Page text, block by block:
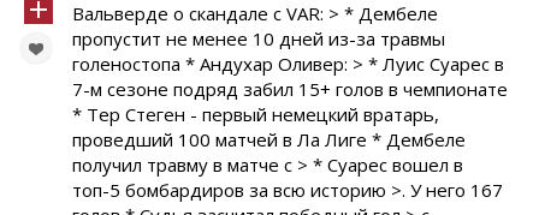
Вальверде о скандале с VAR: > * Дембеле
пропустит не менее 10 дней из-за травмы
голеностопа * Андухар Оливер: > * Луис Суарес в
7-м сезоне подряд забил 15+ голов в чемпионате
* Тер Стеген - первый немецкий вратарь,
проведший 100 матчей в Ла Лиге * Дембеле
получил травму в матче с > * Суарес вошел в
топ-5 бомбардиров за всю историю >. У него 167